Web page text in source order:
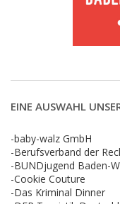
EINE AUSWAHL
-baby-walz GmbH
-Berufsverband der
-BUNDjugend Baden-
-Cookie Couture
-Das Kriminal Dinner